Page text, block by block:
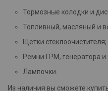
Тормозные колодки и
Топливный, масляный и
Щетки стеклоочистителя;
Ремни ГРМ, генератора и
Лампочки.
Из наличия вы сможете